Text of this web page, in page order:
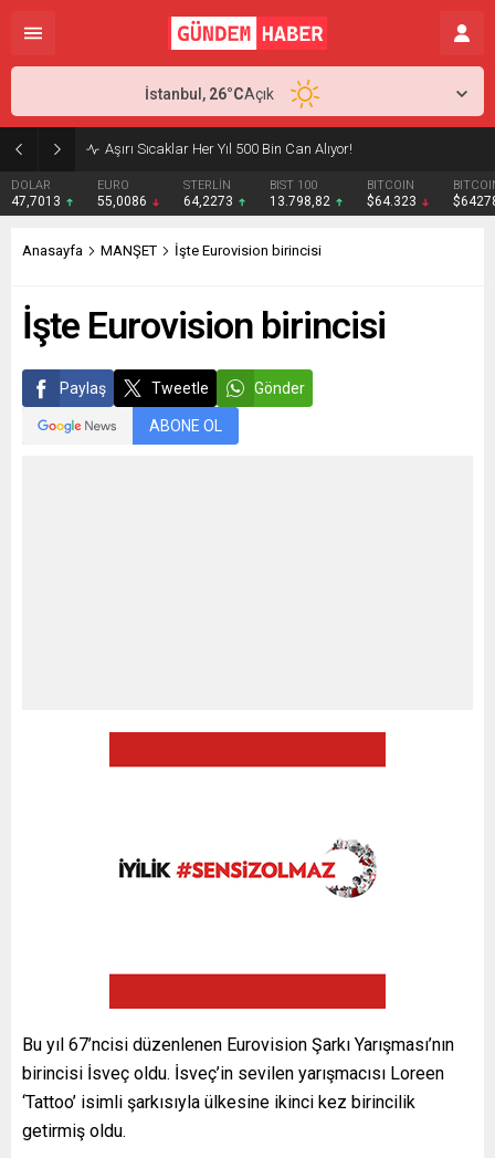
Aşırı Sıcaklar Her Yıl 500 Bin Can Alıyor!
DOLAR
47,7013
EURO
55,0086
STERLİN
64,2273
BIST 100
13.798,82
BITCOIN
$64.323
İstanbul, 26°CAçık
Anasayfa MANŞET İşte Eurovision birincisi
İşte Eurovision birincisi
Paylaş Tweetle Gönder
ABONE OL
Bu yıl 67’ncisi düzenlenen Eurovision Şarkı Yarışması’nın
birincisi İsveç oldu. İsveç’in sevilen yarışmacısı Loreen
‘Tattoo’ isimli şarkısıyla ülkesine ikinci kez birincilik
getirmiş oldu.